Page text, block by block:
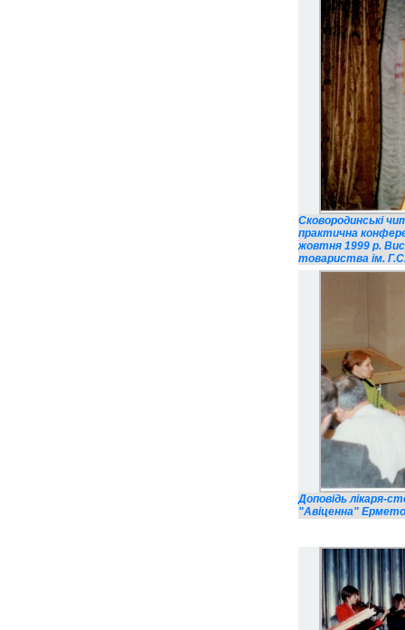
Сковородинські
практична
жовтня 1999 р.
товариства ім.
Доповідь лікаря-
"Авіценна"